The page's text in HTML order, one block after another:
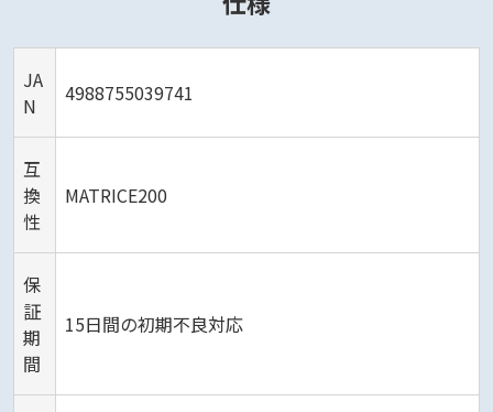
JA
N
4988755039741
互
換
性
MATRICE200
保
証
期
間
15日間の初期不良対応